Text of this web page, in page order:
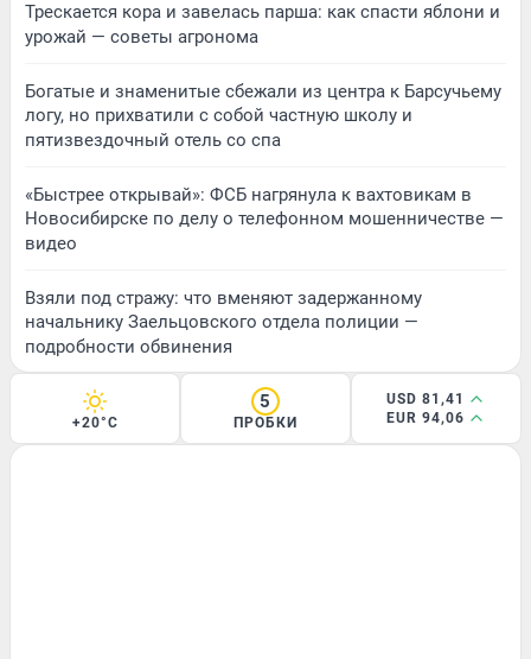
Трескается кора и завелась парша: как спасти яблони и
урожай — советы агронома
Богатые и знаменитые сбежали из центра к Барсучьему
логу, но прихватили с собой частную школу и
пятизвездочный отель со спа
«Быстрее открывай»: ФСБ нагрянула к вахтовикам в
Новосибирске по делу о телефонном мошенничестве —
видео
Взяли под стражу: что вменяют задержанному
начальнику Заельцовского отдела полиции —
подробности обвинения
+20°C
5
ПРОБКИ
USD 81,41
EUR 94,06